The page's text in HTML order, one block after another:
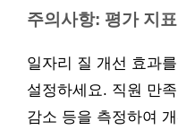
주의사항: 평가 지
일자리 질 개선 효과
설정하세요. 직원 만
감소 등을 측정하여